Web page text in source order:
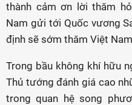
thành cảm ơn lời thăm
Nam gửi tới Quốc vương
định sẽ sớm thăm Việt
Trong bầu không khí hữu
Thủ tướng đánh giá cao
trong quan hệ song